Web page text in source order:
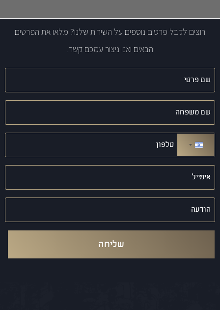
רוצים לקבל פרטים נוספים על השירות שלנו? מלאו את הפרטים
הבאים ואנו ניצור עמכם קשר.
שם
פרטי
שם
משפחה
טלפון
(חובה)
ישראל +972
אימייל
(חובה)
הודעה